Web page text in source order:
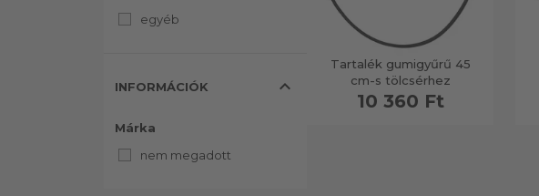
Tartalék gumigyűrű 45
cm-s tölcsérhez
10 360 Ft
egyéb
INFORMÁCIÓK expand_less
Márka
nem megadott